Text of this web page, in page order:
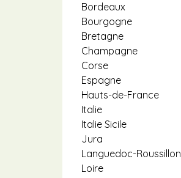
Bordeaux
Bourgogne
Bretagne
Champagne
Corse
Espagne
Hauts-de-France
Italie
Italie Sicile
Jura
Languedoc-Roussillon
Loire